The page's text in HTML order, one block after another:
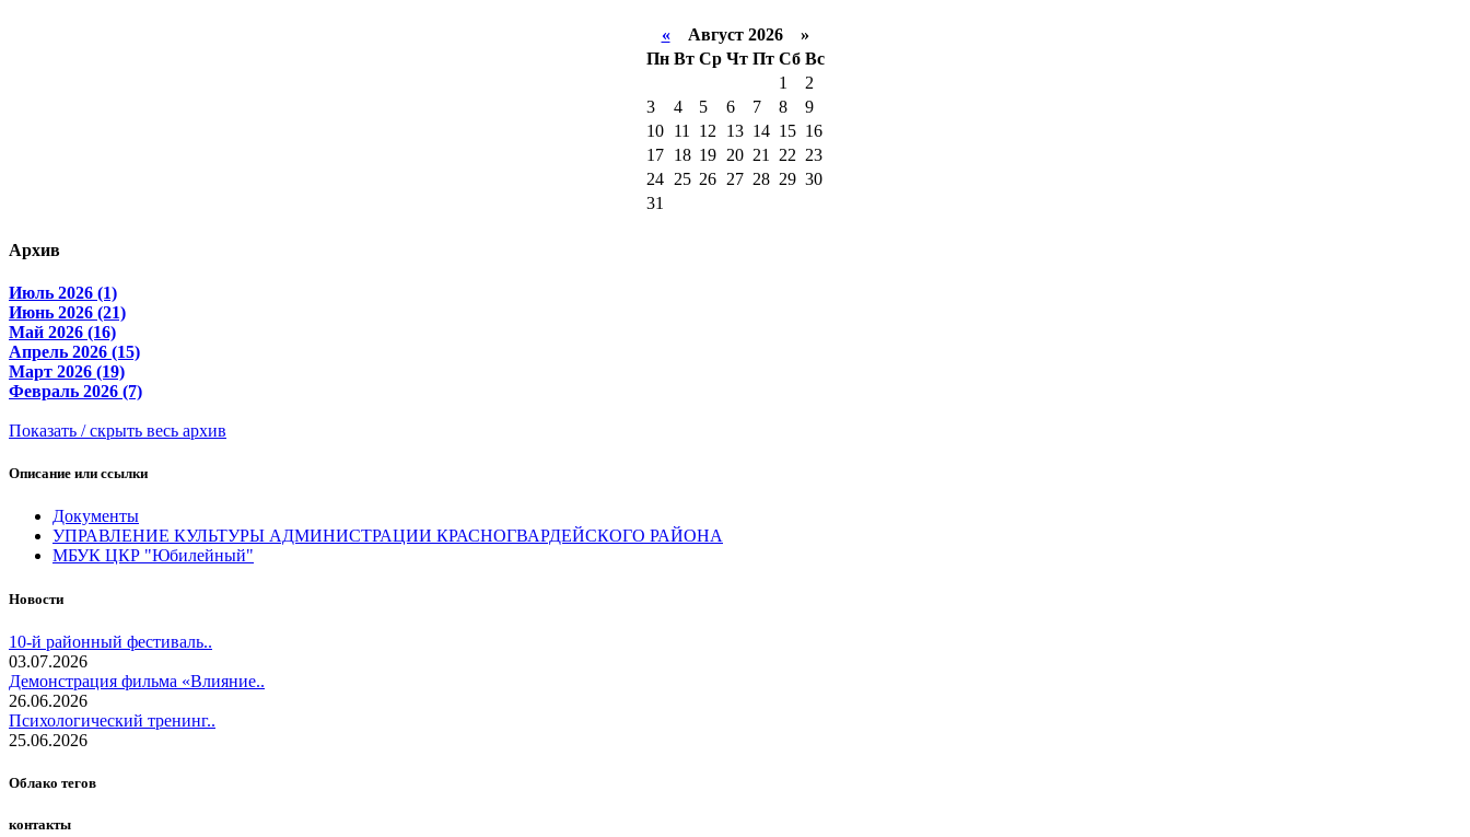
«Август 2026 »
Пн Вт Ср Чт Пт Сб Вс
1
2
3
4 5 6 7 8
9
10
11 12 13 14 15 16
17
18 19 20 21 22 23
24 25 26 27 28 29 30
31
Архив
Июль 2026 (1)
Июнь 2026 (21)
Май 2026 (16)
Апрель 2026 (15)
Март 2026 (19)
Февраль 2026 (7)
Показать / скрыть весь архив
Описание или ссылки
Документы
УПРАВЛЕНИЕ КУЛЬТУРЫ АДМИНИСТРАЦИИ КРАСНОГВАРДЕЙСКОГО РАЙОНА
МБУК ЦКР "Юбилейный"
Новости
10-й районный фестиваль..
03.07.2026
Демонстрация фильма «Влияние..
26.06.2026
Психологический тренинг..
25.06.2026
Облако тегов
контакты